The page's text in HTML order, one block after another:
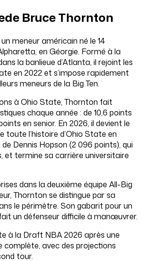
de Bruce Thornton
meneur américain né le 14
en Géorgie. Formé à la
la banlieue d’Atlanta, il rejoint les
en 2022 et s’impose rapidement
meneurs de la Big Ten.
à Ohio State, Thornton fait
chaque année : de 10,6 points
en senior. En 2026, il devient le
toute l’histoire d’Ohio State en
Dennis Hopson (2 096 points), qui
et termine sa carrière universitaire
dans la deuxième équipe All-Big
Thornton se distingue par sa
le périmètre. Son gabarit pour un
un défenseur difficile à manœuvrer.
à la Draft NBA 2026 après une
complète, avec des projections
tour.